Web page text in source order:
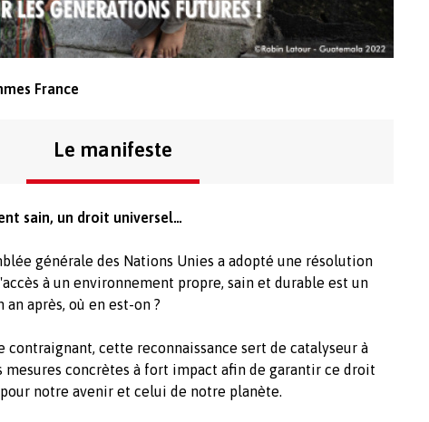
France
Le manifeste
sain, un droit universel…
générale des Nations Unies a adopté une résolution
à un environnement propre, sain et durable est un
après, où en est-on ?
contraignant, cette reconnaissance sert de catalyseur à
mesures concrètes à fort impact afin de garantir ce droit
notre avenir et celui de notre planète.